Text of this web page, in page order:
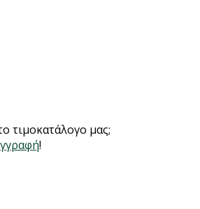
τιμοκατάλογο μας;
!